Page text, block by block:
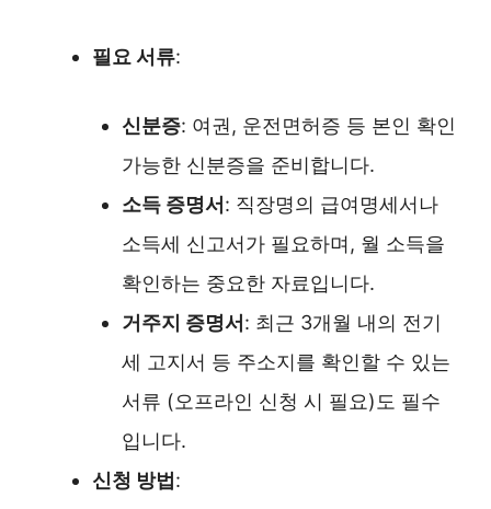
필요 서류:
신분증: 여권, 운전면허증 등 본인 확인
가능한 신분증을 준비합니다.
소득 증명서: 직장명의 급여명세서나
소득세 신고서가 필요하며, 월 소득을
확인하는 중요한 자료입니다.
거주지 증명서: 최근 3개월 내의 전기
세 고지서 등 주소지를 확인할 수 있는
서류 (오프라인 신청 시 필요)도 필수
입니다.
신청 방법: